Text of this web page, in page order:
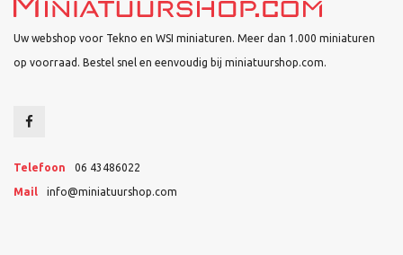
Uw webshop voor Tekno en WSI miniaturen. Meer dan 1.000 miniaturen
op voorraad. Bestel snel en eenvoudig bij miniatuurshop.com.
Telefoon 06 43486022
Mail info@miniatuurshop.com